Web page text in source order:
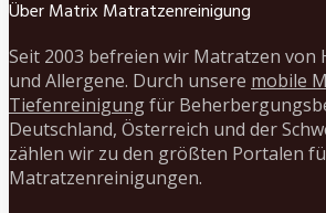
Über Matrix Matratzenreinigung
Seit 2003 befreien wir Matratzen von
und Allergene. Durch unsere mobile
Tiefenreinigungfür
Deutschland, Österreich und der
zählen wir zu den größten Portalen
Matratzenreinigungen.